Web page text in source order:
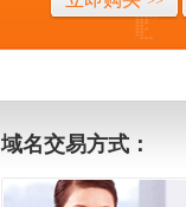
域名交易方式：